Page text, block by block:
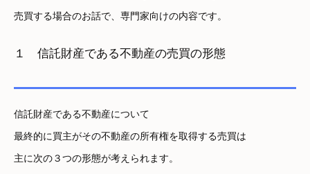
売買する場合のお話で、専門家向けの内容です。
１ 信託財産である不動産の売買の形態
信託財産である不動産について
最終的に買主がその不動産の所有権を取得する売買は
主に次の３つの形態が考えられます。